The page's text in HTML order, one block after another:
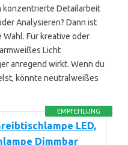
konzentrierte Detailarbeit
Analysieren? Dann ist
Für kreative oder
Licht
anregend wirkt. Wenn du
könnte neutralweißes
EMPFEHLUNG
LED,
Dimmbar